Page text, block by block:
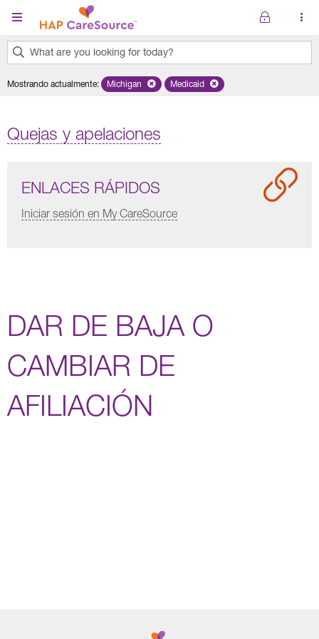
Pasar al contenido principal
What are you looking for today?
results
Mostrando actualmente: Remove selected state 'Michigan'
Michigan Remove selected plan 'Medicaid'
Medicaid
Quejas y apelaciones
ENLACES RÁPIDOS
Iniciar sesión en My CareSource
DAR DE BAJA O
CAMBIAR DE
AFILIACIÓN